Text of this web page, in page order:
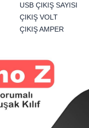
USB ÇIKIŞ SAYISI
ÇIKIŞ VOLT
ÇIKIŞ AMPER